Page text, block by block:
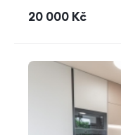
cena
20 000 Kč